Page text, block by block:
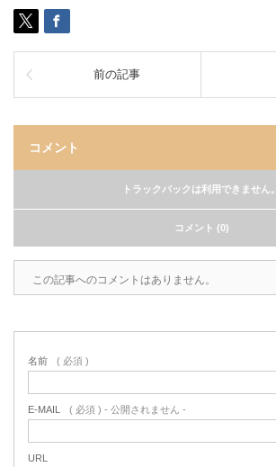
前の記事
コメント
トラックバックは利用できません。
コメント (0)
この記事へのコメントはありません。
名前 ( 必須 )
E-MAIL ( 必須 ) - 公開されません -
URL